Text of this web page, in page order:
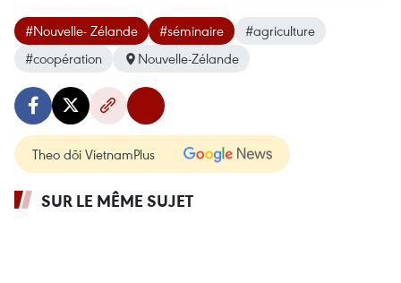
#Nouvelle- Zélande #séminaire
#agriculture
#coopération
Nouvelle-Zélande
Theo dõi VietnamPlus
SUR LE MÊME SUJET